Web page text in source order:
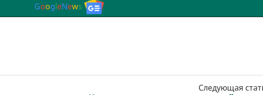
GoogleNews
Следующая